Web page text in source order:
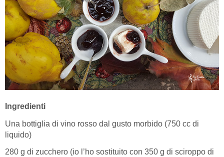
Ingredienti
Una bottiglia di vino rosso dal gusto morbido (750 cc di
liquido)
280 g di zucchero (io l’ho sostituito con 350 g di sciroppo di